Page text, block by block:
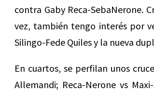
contra Gaby Reca-SebaNerone.
vez, también tengo interés por
Silingo-Fede Quiles y la nueva
En cuartos, se perfilan unos
Allemandi; Reca-Nerone vs